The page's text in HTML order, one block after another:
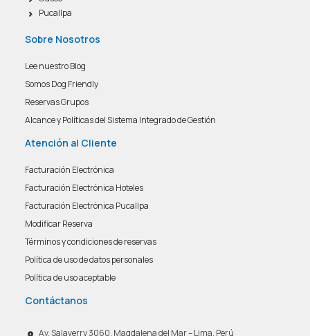
Pucallpa
Sobre Nosotros
Lee nuestro Blog
Somos Dog Friendly
Reservas Grupos
Alcance y Políticas del Sistema Integrado de Gestión
Atención al Cliente
Facturación Electrónica
Facturación Electrónica Hoteles
Facturación Electrónica Pucallpa
Modificar Reserva
Términos y condiciones de reservas
Política de uso de datos personales
Política de uso aceptable
Contáctanos
Av. Salaverry 3060, Magdalena del Mar – Lima, Perú